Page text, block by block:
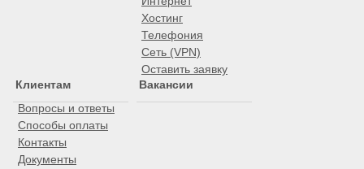
Хостинг
Телефония
Сеть (VPN)
Оставить заявку
Клиентам
Вопросы и ответы
Способы оплаты
Контакты
Документы
Вакансии